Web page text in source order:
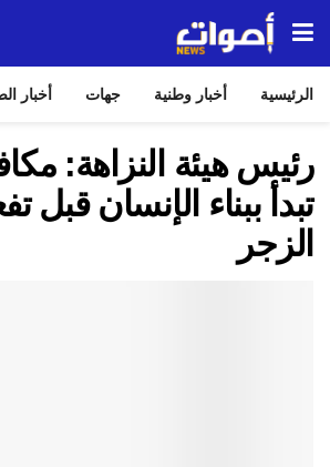
الرئيسية أخبار وطنية جهات أخبار
رئيس هيئة النزاهة:
تبدأ ببناء الإنسان قبل
الزجر